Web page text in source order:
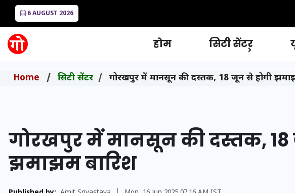
6 AUGUST 2026
होम सिटी सेंटर
Home सिटी सेंटर गोरखपुर में मानसून की दस्तक, 18 जून से होगी
गोरखपुर में मानसून की दस्तक, 18
झमाझम बारिश